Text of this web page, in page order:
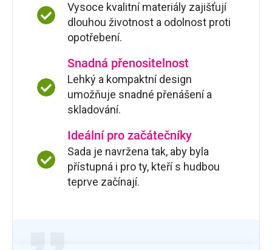
Vysoce kvalitní materiály zajišťují
dlouhou životnost a odolnost proti
opotřebení.
Snadná přenositelnost
Lehký a kompaktní design
umožňuje snadné přenášení a
skladování.
Ideální pro začátečníky
Sada je navržena tak, aby byla
přístupná i pro ty, kteří s hudbou
teprve začínají.